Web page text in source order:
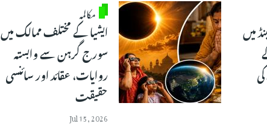
میں
مکالمہ
ایشیا کے مختلف ممالک میں
سورج گرہن سے وابستہ
روایات، عقائد اور سائنسی
حقیقت
Jul 15, 2026